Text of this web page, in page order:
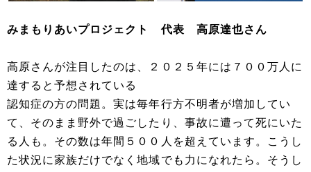
みまもりあいプロジェクト 代表 高原達也さん
高原さんが注目したのは、２０２５年には７００万人に
達すると予想されている
認知症の方の問題。実は毎年行方不明者が増加してい
て、そのまま野外で過ごしたり、事故に遭って死にいた
る人も。その数は年間５００人を超えています。こうし
た状況に家族だけでなく地域でも力になれたら。そうし